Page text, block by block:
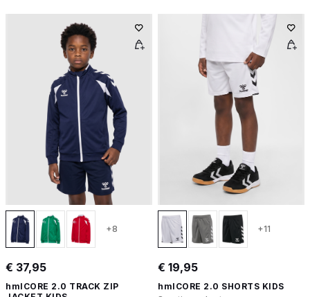
+8
€ 37,95
hmlCORE 2.0 TRACK ZIP
+11
€ 19,95
hmlCORE 2.0 SHORTS KIDS